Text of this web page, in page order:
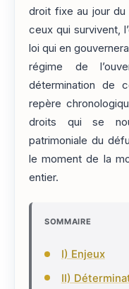
droit fixe au jour
ceux qui survivent,
loi qui en
régime de
détermination de
repère
droits qui se
patrimoniale du
le moment de la
entier.
SOMMAIRE
I) Enjeux
II)